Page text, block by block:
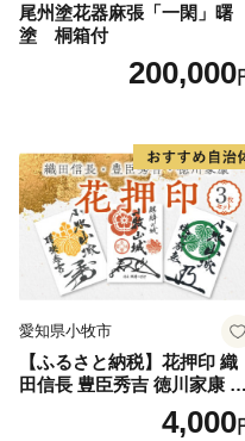
尾州塗花器麻張「一閑」曙
塗 桐箱付
200,000
愛知県小牧市
【ふるさと納税】花押印 織
田信長 豊臣秀吉 徳川家康 3
枚 セット 戦国 武将 小牧山城
墨絵 龍画師 書道アーティス
4,000